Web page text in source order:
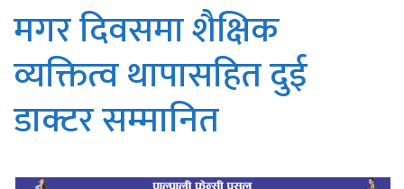
मगर दिवसमा शैक्षिक
व्यक्तित्व थापासहित दुई
डाक्टर सम्मानित